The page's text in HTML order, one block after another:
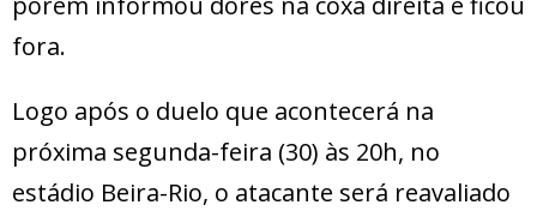
fora.
Logo após o duelo que acontecerá na
próxima segunda-feira (30) às 20h, no
estádio Beira-Rio, o atacante será reavaliado